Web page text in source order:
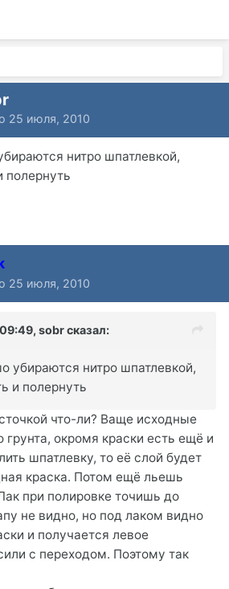
25 июля, 2010
нитро шпатлевкой,
полернуть
25 июля, 2010
sobr сказал:
убираются нитро шпатлевкой,
и полернуть
что-ли? Ваще исходные
окромя краски есть ещё и
шпатлевку, то её слой будет
краска. Потом ещё льешь
при полировке точишь до
не видно, но под лаком видно
и получается левое
с переходом. Поэтому так